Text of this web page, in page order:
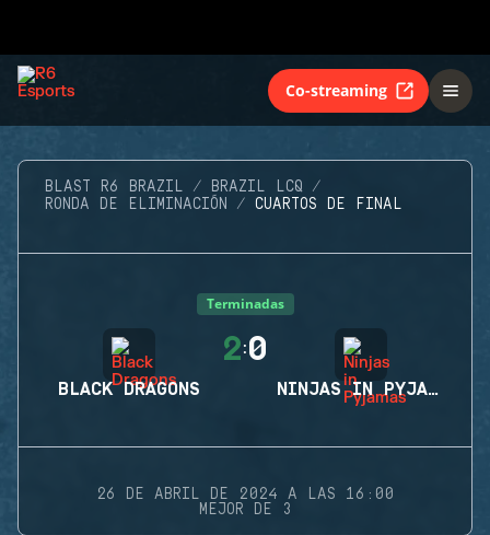
Co-streaming
BLAST R6 BRAZIL
BRAZIL LCQ
RONDA DE ELIMINACIÓN
CUARTOS DE FINAL
Terminadas
BLACK DRAGONS
2:0
NINJAS IN PYJAMAS
26 DE ABRIL DE 2024 A LAS 16:00
MEJOR DE 3